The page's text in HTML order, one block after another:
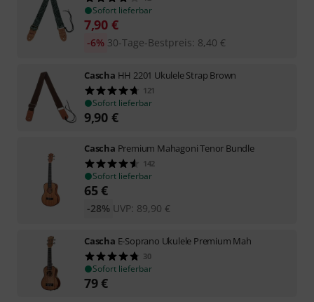
Sofort lieferbar
7,90 €
30-Tage-Bestpreis: 8,40 €
-6%
Cascha HH 2201 Ukulele Strap Brown
121
Sofort lieferbar
9,90 €
Cascha Premium Mahagoni Tenor Bundle
142
Sofort lieferbar
65€
UVP: 89,90 €
-28%
Cascha E-Soprano Ukulele Premium Mah
30
Sofort lieferbar
79€